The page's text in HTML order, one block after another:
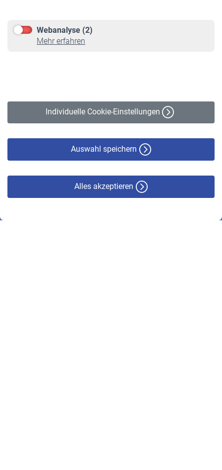
Webanalyse (2)
Mehr erfahren
Individuelle Cookie-Einstellungen
Auswahl speichern
Alles akzeptieren
Online-Rechner
VBLnewsletter
Erklärung zur Barrierefreiheit
© VBL 2026